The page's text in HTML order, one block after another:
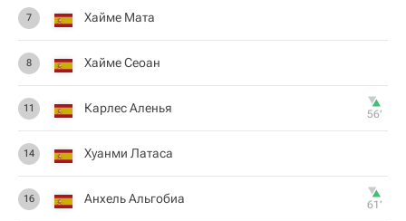
7 Хайме Мата
8 Хайме Сеоан
11 Карлес Аленья 56‎’‎
14 Хуанми Латаса
16 Анхель Альгобиа 61‎’‎